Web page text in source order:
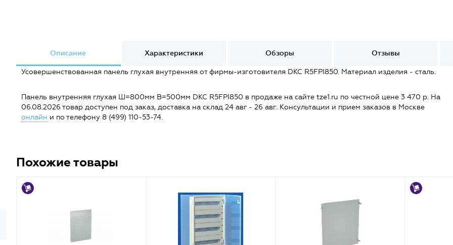
Описание Характеристики Обзоры Отзывы
Усовершенствованная панель глухая внутренняя от фирмы-изготовителя DKC R5FPI850. Материал изделия - сталь.
Панель внутренняя глухая Ш=800мм В=500мм DKC R5FPI850 в продаже на сайте tze1.ru по честной цене 3 470 р. На
06.08.2026 товар доступен под заказ, доставка на склад 24 авг - 26 авг. Консультации и прием заказов в Москве
онлайн и по телефону 8 (499) 110-53-74.
Похожие товары